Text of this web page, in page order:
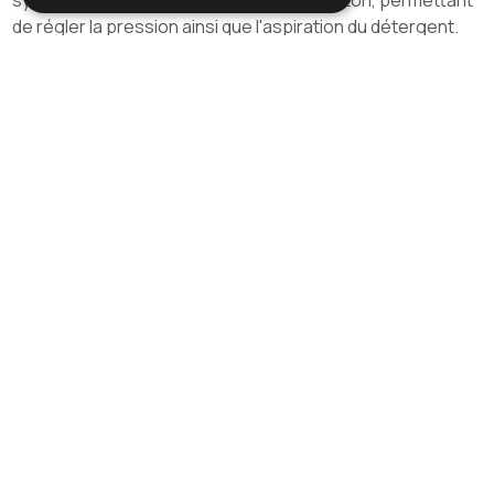
de régler la pression ainsi que l'aspiration du détergent.